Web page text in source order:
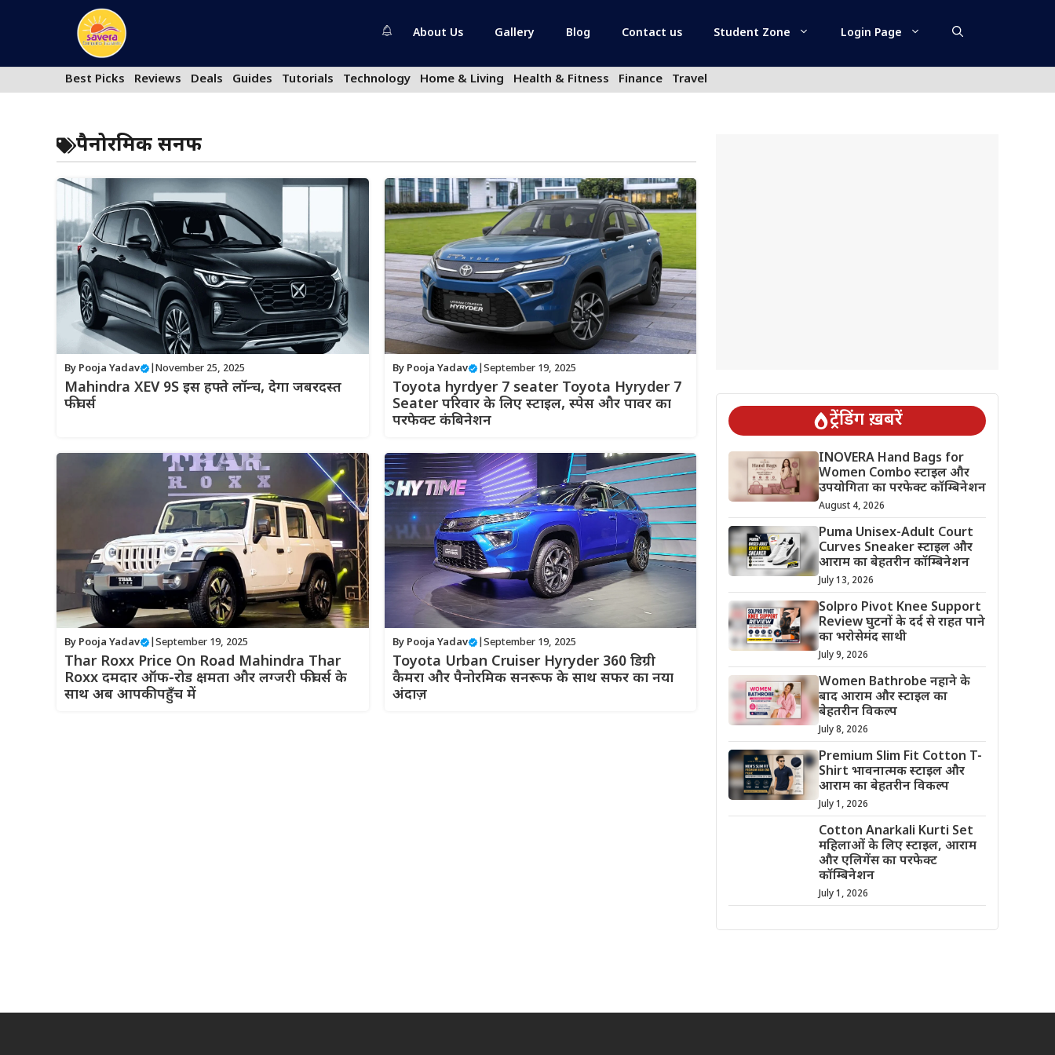
About Us Gallery Blog Contact us Student Zone Login Page
Best Picks Reviews Deals Guides Tutorials Technology Home & Living Health & Fitness Finance Travel
पैनोरमिक सनरूफ
By Pooja Yadav November 25, 2025
Mahindra XEV 9S इस हफ्ते लॉन्च, देगा जबरदस्त
फीचर्स
By Pooja Yadav | September 19, 2025
Toyota hyrdyer 7 seater Toyota Hyryder 7
Seater परिवार के लिए स्टाइल, स्पेस और पावर का
परफेक्ट कंबिनेशन
By Pooja Yadav September 19, 2025
Thar Roxx Price On Road Mahindra Thar
Roxx दमदार ऑफ-रोड क्षमता और लग्जरी फीचर्स के
साथ अब आपकी पहुँच में
By Pooja Yadav | September 19, 2025
Toyota Urban Cruiser Hyryder 360 डिग्री
कैमरा और पैनोरमिक सनरूफ के साथ सफर का नया
अंदाज़
ट्रेंडिंग ख़बरें
INOVERA Hand Bags for
Women Combo स्टाइल और
उपयोगिता का परफेक्ट कॉम्बिनेशन
August 4, 2026
Puma Unisex-Adult Court
Curves Sneaker स्टाइल और
आराम का बेहतरीन कॉम्बिनेशन
July 13, 2026
Solpro Pivot Knee Support
Review घुटनों के दर्द से राहत पाने
का भरोसेमंद साथी
July 9, 2026
Women Bathrobe नहाने के
बाद आराम और स्टाइल का
बेहतरीन विकल्प
July 8, 2026
Premium Slim Fit Cotton T-
Shirt भावनात्मक स्टाइल और
आराम का बेहतरीन विकल्प
July 1, 2026
Cotton Anarkali Kurti Set
महिलाओं के लिए स्टाइल, आराम
और एलिगेंस का परफेक्ट
कॉम्बिनेशन
July 1, 2026